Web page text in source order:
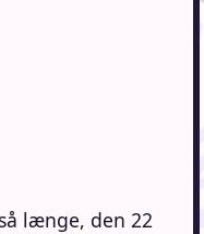
længe, den 22